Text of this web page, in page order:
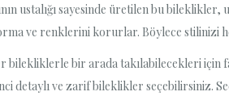
ustalığı sayesinde üretilen bu bileklikler,
ve renklerini korurlar. Böylece stilinizi
bilekliklerle bir arada takılabilecekleri
ve zarif bileklikler seçebilirsiniz.